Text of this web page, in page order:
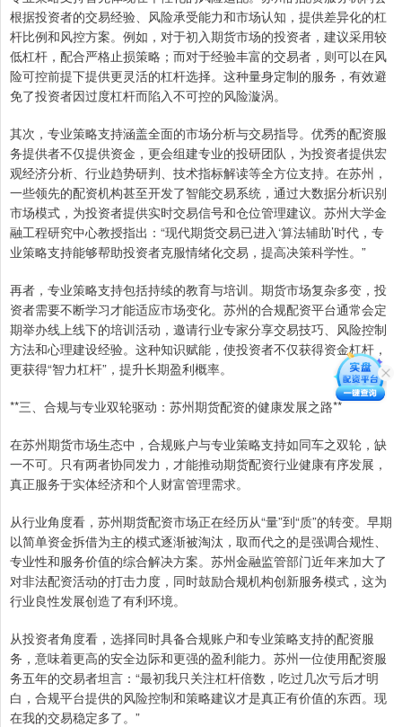
根据投资者的交易经验、风险承受能力和市场认知，提供差异化的杠
杆比例和风控方案。例如，对于初入期货市场的投资者，建议采用较
低杠杆，配合严格止损策略；而对于经验丰富的交易者，则可以在风
险可控前提下提供更灵活的杠杆选择。这种量身定制的服务，有效避
免了投资者因过度杠杆而陷入不可控的风险漩涡。
其次，专业策略支持涵盖全面的市场分析与交易指导。优秀的配资服
务提供者不仅提供资金，更会组建专业的投研团队，为投资者提供宏
观经济分析、行业趋势研判、技术指标解读等全方位支持。在苏州，
一些领先的配资机构甚至开发了智能交易系统，通过大数据分析识别
市场模式，为投资者提供实时交易信号和仓位管理建议。苏州大学金
融工程研究中心教授指出：“现代期货交易已进入‘算法辅助’时代，专
业策略支持能够帮助投资者克服情绪化交易，提高决策科学性。”
再者，专业策略支持包括持续的教育与培训。期货市场复杂多变，投
资者需要不断学习才能适应市场变化。苏州的合规配资平台通常会定
期举办线上线下的培训活动，邀请行业专家分享交易技巧、风险控制
方法和心理建设经验。这种知识赋能，使投资者不仅获得资金杠杆，
更获得“智力杠杆”，提升长期盈利概率。
**三、合规与专业双轮驱动：苏州期货配资的健康发展之路**
在苏州期货市场生态中，合规账户与专业策略支持如同车之双轮，缺
一不可。只有两者协同发力，才能推动期货配资行业健康有序发展，
真正服务于实体经济和个人财富管理需求。
从行业角度看，苏州期货配资市场正在经历从“量”到“质”的转变。早期
以简单资金拆借为主的模式逐渐被淘汰，取而代之的是强调合规性、
专业性和服务价值的综合解决方案。苏州金融监管部门近年来加大了
对非法配资活动的打击力度，同时鼓励合规机构创新服务模式，这为
行业良性发展创造了有利环境。
从投资者角度看，选择同时具备合规账户和专业策略支持的配资服
务，意味着更高的安全边际和更强的盈利能力。苏州一位使用配资服
务五年的交易者坦言：“最初我只关注杠杆倍数，吃过几次亏后才明
白，合规平台提供的风险控制和策略建议才是真正有价值的东西。现
在我的交易稳定多了。”